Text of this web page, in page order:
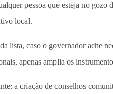
pessoa que esteja no
local.
lista, caso o governador ache
apenas amplia os
a criação de conselhos